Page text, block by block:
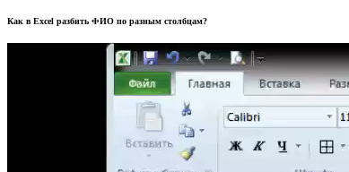
Как в Excel разбить ФИО по разным столбцам?